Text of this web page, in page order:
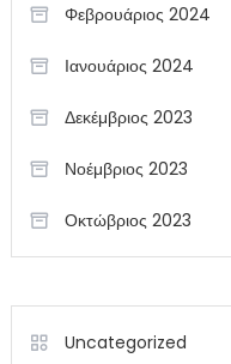
Φεβρουάριος 2024
Ιανουάριος 2024
Δεκέμβριος 2023
Νοέμβριος 2023
Οκτώβριος 2023
Uncategorized